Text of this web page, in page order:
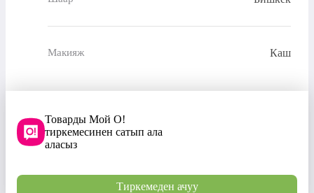
Макияж Каш
Товарды Мой О!
тиркемесинен сатып ала
аласыз
Тиркемеден ачуу